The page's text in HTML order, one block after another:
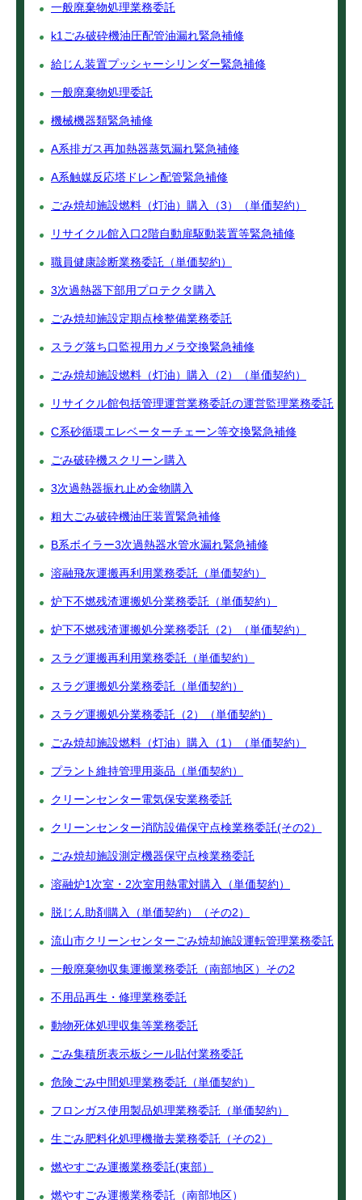
一般廃棄物処理業務委託
k1ごみ破砕機油圧配管油漏れ緊急補修
給じん装置プッシャーシリンダー緊急補修
一般廃棄物処理委託
機械機器類緊急補修
A系排ガス再加熱器蒸気漏れ緊急補修
A系触媒反応塔ドレン配管緊急補修
ごみ焼却施設燃料（灯油）購入（3）（単価契約）
リサイクル館入口2階自動扉駆動装置等緊急補修
職員健康診断業務委託（単価契約）
3次過熱器下部用プロテクタ購入
ごみ焼却施設定期点検整備業務委託
スラグ落ち口監視用カメラ交換緊急補修
ごみ焼却施設燃料（灯油）購入（2）（単価契約）
リサイクル館包括管理運営業務委託の運営監理業務委託
C系砂循環エレベーターチェーン等交換緊急補修
ごみ破砕機スクリーン購入
3次過熱器振れ止め金物購入
粗大ごみ破砕機油圧装置緊急補修
B系ボイラー3次過熱器水管水漏れ緊急補修
溶融飛灰運搬再利用業務委託（単価契約）
炉下不燃残渣運搬処分業務委託（単価契約）
炉下不燃残渣運搬処分業務委託（2）（単価契約）
スラグ運搬再利用業務委託（単価契約）
スラグ運搬処分業務委託（単価契約）
スラグ運搬処分業務委託（2）（単価契約）
ごみ焼却施設燃料（灯油）購入（1）（単価契約）
プラント維持管理用薬品（単価契約）
クリーンセンター電気保安業務委託
クリーンセンター消防設備保守点検業務委託(その2）
ごみ焼却施設測定機器保守点検業務委託
溶融炉1次室・2次室用熱電対購入（単価契約）
脱じん助剤購入（単価契約）（その2）
流山市クリーンセンターごみ焼却施設運転管理業務委託
一般廃棄物収集運搬業務委託（南部地区）その2
不用品再生・修理業務委託
動物死体処理収集等業務委託
ごみ集積所表示板シール貼付業務委託
危険ごみ中間処理業務委託（単価契約）
フロンガス使用製品処理業務委託（単価契約）
生ごみ肥料化処理機撤去業務委託（その2）
燃やすごみ運搬業務委託(東部）
燃やすごみ運搬業務委託（南部地区）